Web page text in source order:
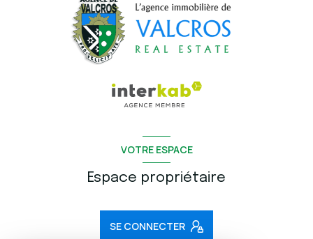
VOTRE ESPACE
Espace propriétaire
SE CONNECTER